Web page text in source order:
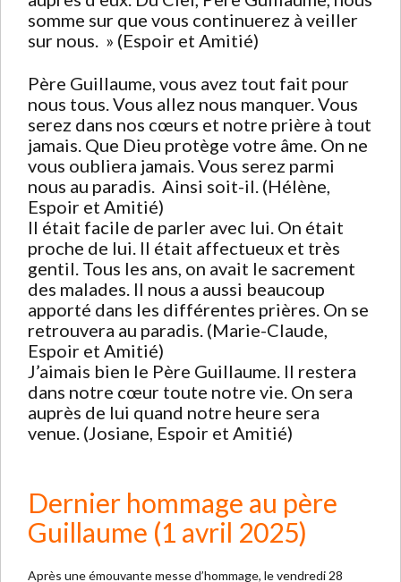
somme sur que vous continuerez à veiller
sur nous. » (Espoir et Amitié)
Père Guillaume, vous avez tout fait pour
nous tous. Vous allez nous manquer. Vous
serez dans nos cœurs et notre prière à tout
jamais. Que Dieu protège votre âme. On ne
vous oubliera jamais. Vous serez parmi
nous au paradis. Ainsi soit-il. (Hélène,
Espoir et Amitié)
Il était facile de parler avec lui. On était
proche de lui. Il était affectueux et très
gentil. Tous les ans, on avait le sacrement
des malades. Il nous a aussi beaucoup
apporté dans les différentes prières. On se
retrouvera au paradis. (Marie-Claude,
Espoir et Amitié)
J’aimais bien le Père Guillaume. Il restera
dans notre cœur toute notre vie. On sera
auprès de lui quand notre heure sera
venue. (Josiane, Espoir et Amitié)
Dernier hommage au père
Guillaume (1 avril 2025)
Après une émouvante messe d’hommage, le vendredi 28